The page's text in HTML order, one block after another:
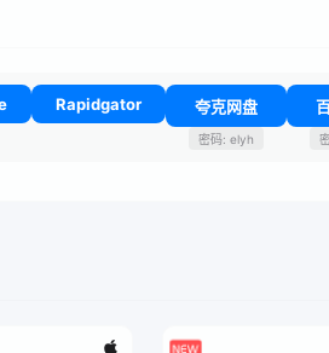
Rapidgator 夸克网盘
密码: elyh